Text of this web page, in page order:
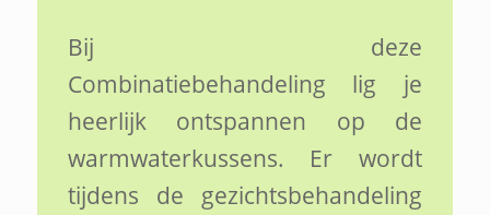
Bij deze
Combinatiebehandeling lig je
heerlijk ontspannen op de
warmwaterkussens. Er wordt
tijdens de gezichtsbehandeling